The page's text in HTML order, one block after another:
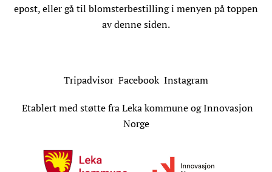
epost, eller gå til blomsterbestilling i menyen på toppen
av denne siden.
Tripadvisor Facebook Instagram
Etablert med støtte fra Leka kommune og Innovasjon
Norge